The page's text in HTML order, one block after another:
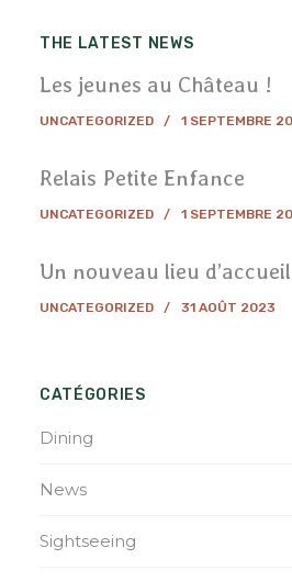
THE LATEST NEWS
Les jeunes au Château !
UNCATEGORIZED 1 SEPTEMBRE
Relais Petite Enfance
UNCATEGORIZED 1 SEPTEMBRE
Un nouveau lieu d’accueil
UNCATEGORIZED 31 AOÛT 2023
CATÉGORIES
Dining
News
Sightseeing